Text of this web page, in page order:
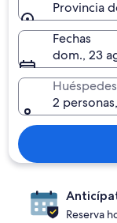
Provincia
Fechas
dom., 23
Huéspedes
2
Reserva